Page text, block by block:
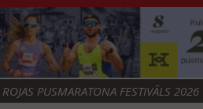
ROJAS PUSMARATONA FESTIVĀLS 2026